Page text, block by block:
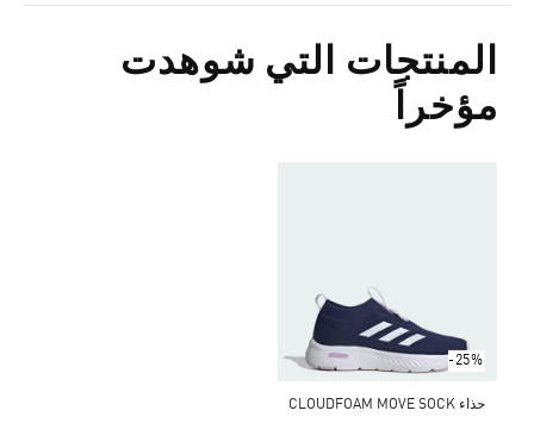
المنتجات التي شوهدت
مؤخراً
-25%
حذاء CLOUDFOAM MOVE SOCK